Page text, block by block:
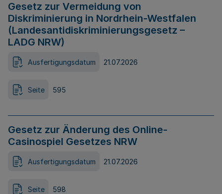
Gesetz zur Vermeidung von
Diskriminierung in Nordrhein-Westfalen
(Landesantidiskriminierungsgesetz –
LADG NRW)
Ausfertigungsdatum 21.07.2026
Seite 595
Gesetz zur Änderung des Online-
Casinospiel Gesetzes NRW
Ausfertigungsdatum 21.07.2026
Seite 598